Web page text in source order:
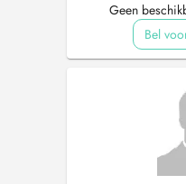
Geen
Bel